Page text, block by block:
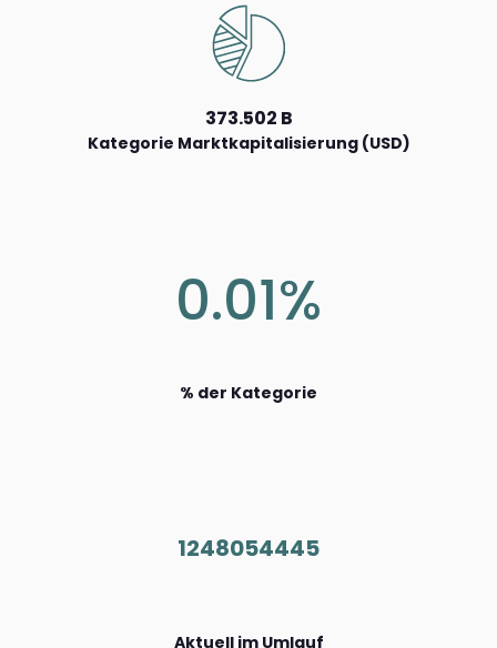
373.502 B
Kategorie Marktkapitalisierung (USD)
0.01%
% der Kategorie
1248054445
Aktuell im Umlauf